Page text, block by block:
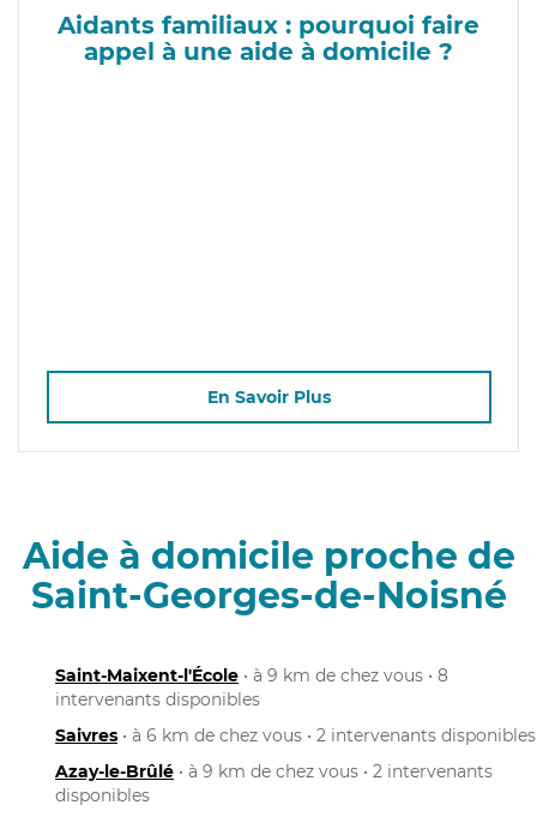
Aidants familiaux : pourquoi faire
appel à une aide à domicile ?
En Savoir Plus
Aide à domicile proche de
Saint-Georges-de-Noisné
Saint-Maixent-l'École • à 9 km de chez vous • 8
intervenants disponibles
Saivres • à 6 km de chez vous • 2 intervenants disponibles
Azay-le-Brûlé • à 9 km de chez vous • 2 intervenants
disponibles